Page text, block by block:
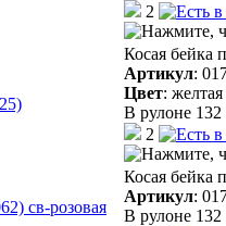
2
Косая бейка
Артикул:
Цвет: желтая
В рулоне
2
Косая бейка
Артикул:
В рулоне